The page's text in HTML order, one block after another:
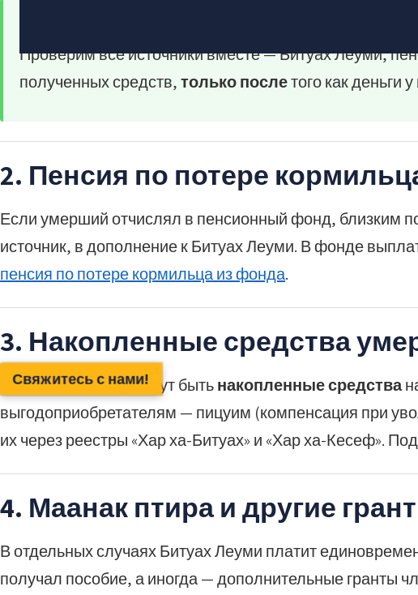
Проверим все источники вместе — Битуах Леуми,
полученных средств,только послетого как деньги
2. Пенсия по потере
Если умерший отчислял в пенсионный фонд, близким
источник, в дополнение к Битуах Леуми. В фонде
пенсия по потере кормильца из фонда.
3. Накопленные средства
Помимо пособий, могут бытьнакопленные средства
выгодоприобретателям — пицуим (компенсация при
их через реестры «Хар ха-Битуах» и «Хар ха-Кесеф».
4. Маанак птира и другие
В отдельных случаях Битуах Леуми платит
получал пособие, а иногда — дополнительные гранты
Свяжитесь с нами!